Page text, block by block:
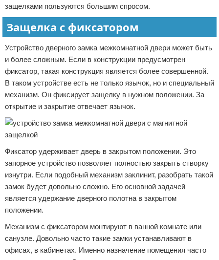
защелками пользуются большим спросом.
Защелка с фиксатором
Устройство дверного замка межкомнатной двери может быть
и более сложным. Если в конструкции предусмотрен
фиксатор, такая конструкция является более совершенной.
В таком устройстве есть не только язычок, но и специальный
механизм. Он фиксирует защелку в нужном положении. За
открытие и закрытие отвечает язычок.
Фиксатор удерживает дверь в закрытом положении. Это
запорное устройство позволяет полностью закрыть створку
изнутри. Если подобный механизм заклинит, разобрать такой
замок будет довольно сложно. Его основной задачей
является удержание дверного полотна в закрытом
положении.
Механизм с фиксатором монтируют в ванной комнате или
санузле. Довольно часто такие замки устанавливают в
офисах, в кабинетах. Именно назначение помещения часто